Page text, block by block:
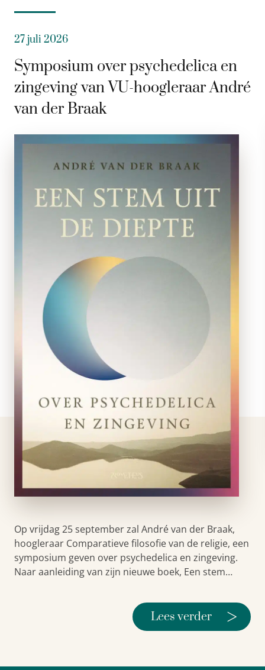
27 juli 2026
Symposium over psychedelica en
zingeving van VU-hoogleraar André
van der Braak
Op vrijdag 25 september zal André van der Braak,
hoogleraar Comparatieve filosofie van de religie, een
symposium geven over psychedelica en zingeving.
Naar aanleiding van zijn nieuwe boek, Een stem…
Lees verder >